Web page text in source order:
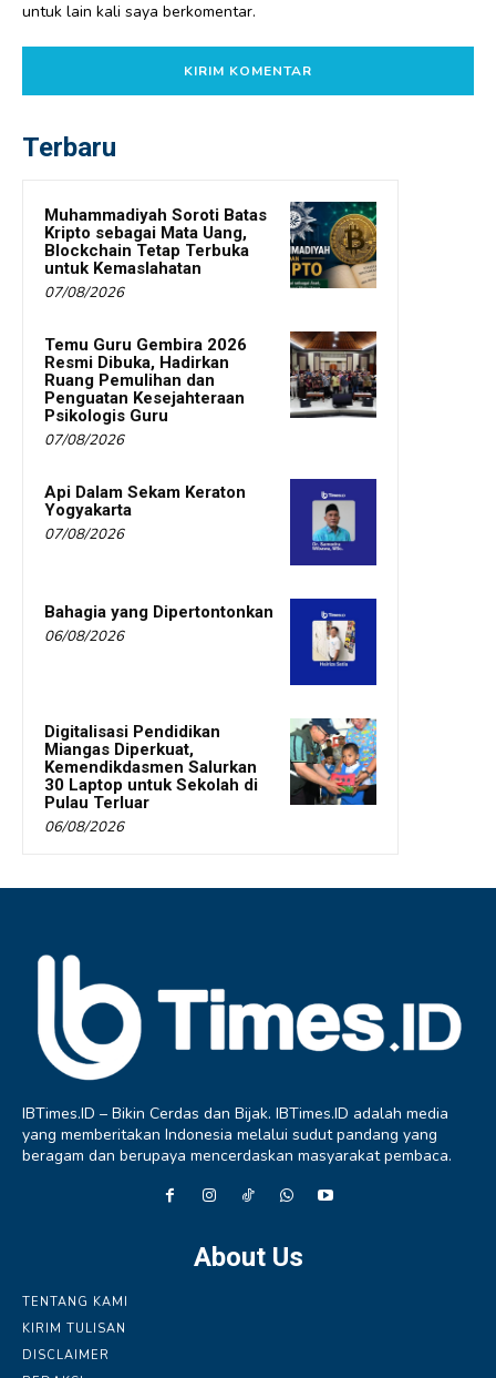
untuk lain kali saya berkomentar.
Terbaru
Muhammadiyah Soroti Batas
Kripto sebagai Mata Uang,
Blockchain Tetap Terbuka
untuk Kemaslahatan
07/08/2026
Temu Guru Gembira 2026
Resmi Dibuka, Hadirkan
Ruang Pemulihan dan
Penguatan Kesejahteraan
Psikologis Guru
07/08/2026
Api Dalam Sekam Keraton
Yogyakarta
07/08/2026
Bahagia yang Dipertontonkan
06/08/2026
Digitalisasi Pendidikan
Miangas Diperkuat,
Kemendikdasmen Salurkan
30 Laptop untuk Sekolah di
Pulau Terluar
06/08/2026
IBTimes.ID – Bikin Cerdas dan Bijak. IBTimes.ID adalah media
yang memberitakan Indonesia melalui sudut pandang yang
beragam dan berupaya mencerdaskan masyarakat pembaca.
About Us
TENTANG KAMI
KIRIM TULISAN
DISCLAIMER